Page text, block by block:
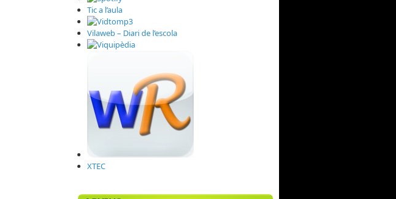
Tic a l’aula
Vilaweb – Diari de l’escola
XTEC